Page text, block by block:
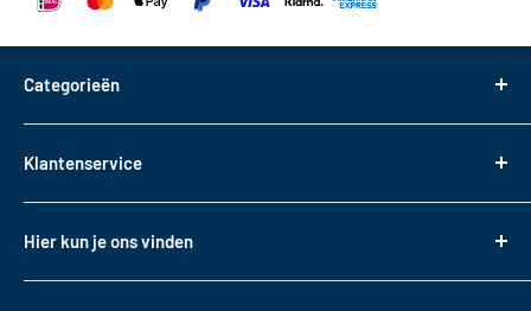
Categorieën
Fietsendragers
Reistassen
Klantenservice
Hier kun je ons vinden
Tasveld 14